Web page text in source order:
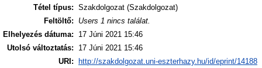
Tétel típus: Szakdolgozat (Szakdolgozat)
Feltöltő:
Users 1 nincs találat.
Elhelyezés dátuma:
17 Júni 2021 15:46
Utolsó változtatás:
17 Júni 2021 15:46
URI:
http://szakdolgozat.uni-eszterhazy.hu/id/eprint/14188